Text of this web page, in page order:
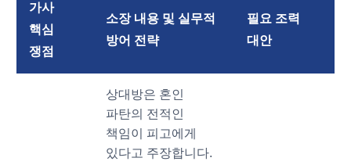
가사
핵심
쟁점
소장 내용 및 실무적
방어 전략
필요 조력
대안
상대방은 혼인
파탄의 전적인
책임이 피고에게
있다고 주장합니다.